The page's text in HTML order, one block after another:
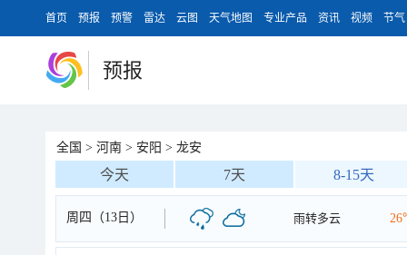
首页 预报 预警 雷达 云图 天气地图 专业产品 资讯 视频 节气
预报
全国 > 河南 > 安阳 > 龙安
今天 7天 8-15天
周四（13日） 雨转多云